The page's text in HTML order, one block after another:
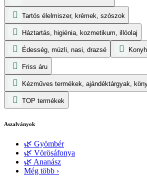
Tartós élelmiszer, krémek, szószok
Háztartás, higiénia, kozmetikum, illóolaj
Édesség, müzli, nasi, drazsé
Friss áru
Kézműves termékek, ajándéktárgyak,
TOP termékek
Aszalványok
🌿 Gyömbér
🌿 Vörösáfonya
🌿 Ananász
Még több ›